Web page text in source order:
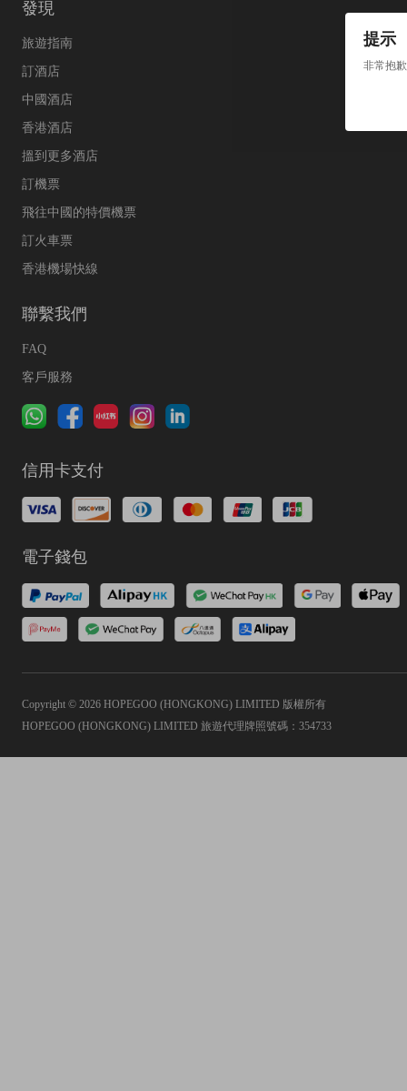
提示
非常抱
發現
旅遊指南
訂酒店
中國酒店
香港酒店
搵到更多酒店
訂機票
飛往中國的特價機票
訂火車票
香港機場快線
聯繫我們
FAQ
客戶服務
信用卡支付
電子錢包
Copyright © 2026 HOPEGOO (HONGKONG) LIMITED 版權所有
HOPEGOO (HONGKONG) LIMITED 旅遊代理牌照號碼：354733